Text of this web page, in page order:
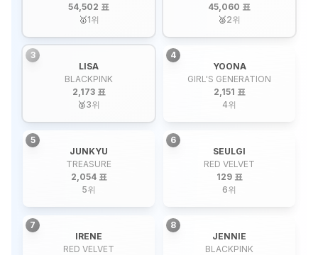
54,502 표
🥇1위
45,060 표
🥈2위
3
LISA
BLACKPINK
2,173 표
🥉3위
4
YOONA
GIRL'S GENERATION
2,151 표
4위
5
JUNKYU
TREASURE
2,054 표
5위
6
SEULGI
RED VELVET
129 표
6위
7
IRENE
RED VELVET
8
JENNIE
BLACKPINK